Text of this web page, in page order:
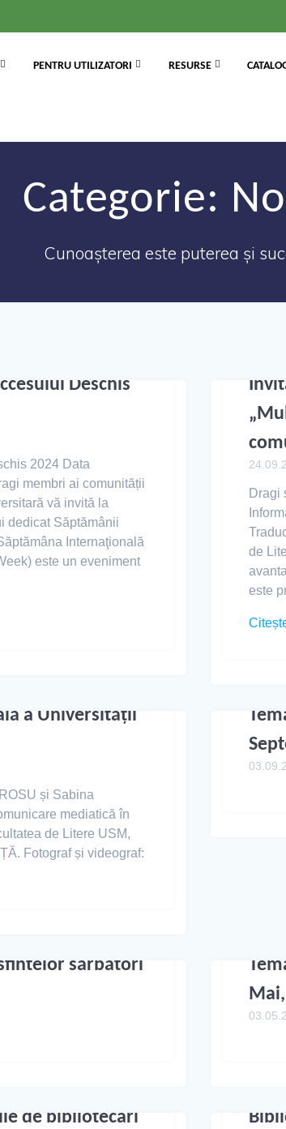
PENTRU UTILIZATORI RESURSE
Categorie:
Cunoașterea este puterea și
Deschis
2024 Data
membri ai comunității
vă invită la
dedicat Săptămânii
Internaţională
este un eveniment
Dragi
de
este
a Universității
și Sabina
mediatică în
de Litere USM,
Fotograf și videograf:
sărbători
de bibliotecari